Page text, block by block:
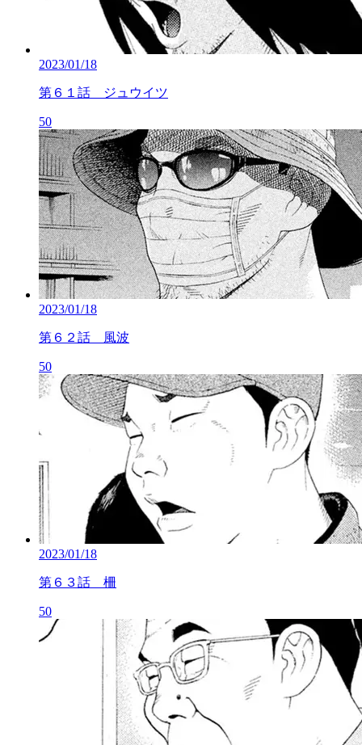
2023/01/18
第６１話 ジュウイツ
50
2023/01/18
第６２話 風波
50
2023/01/18
第６３話 柵
50